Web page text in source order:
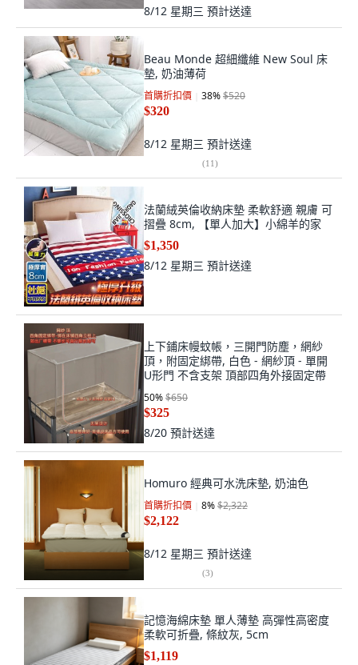
8/12 星期三 預計送達
Beau Monde 超細纖維 New Soul 床
墊, 奶油薄荷
首購折扣價 38%$520
$320
8/12 星期三 預計送達
(11)
法蘭絨英倫收納床墊 柔軟舒適 親膚 可
摺疊 8cm, 【單人加大】小綿羊的家
$1,350
8/12 星期三 預計送達
上下鋪床幔蚊帳，三開門防塵，網紗
頂，附固定綁帶, 白色 - 網紗頂 - 單開
U形門 不含支架 頂部四角外接固定帶
50%$650
$325
8/20 預計送達
Homuro 經典可水洗床墊, 奶油色
首購折扣價 8%$2,322
$2,122
8/12 星期三 預計送達
(3)
記憶海綿床墊 單人薄墊 高彈性高密度
柔軟可折疊, 條紋灰, 5cm
$1,119